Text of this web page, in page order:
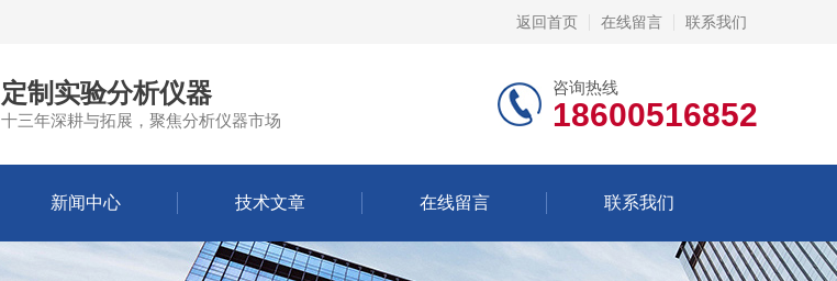
返回首页 在线留言 联系我们
定制实验分析仪器
十三年深耕与拓展，聚焦分析仪器市场
咨询热线
18600516852
新闻中心 技术文章 在线留言 联系我们